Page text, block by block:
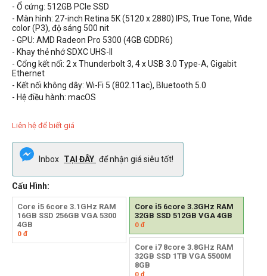
- Ổ cứng: 512GB PCIe SSD
- Màn hình: 27-inch Retina 5K (5120 x 2880) IPS, True Tone, Wide
color (P3), độ sáng 500 nit
- GPU: AMD Radeon Pro 5300 (4GB GDDR6)
- Khay thẻ nhớ SDXC UHS-II
- Cổng kết nối: 2 x Thunderbolt 3, 4 x USB 3.0 Type-A, Gigabit
Ethernet
- Kết nối không dây: Wi-Fi 5 (802.11ac), Bluetooth 5.0
- Hệ điều hành: macOS
Liên hệ để biết giá
Inbox TẠI ĐÂY để nhận giá siêu tốt!
Cấu Hình:
Core i5 6core 3.1GHz RAM
16GB SSD 256GB VGA 5300
4GB
0 đ
Core i5 6core 3.3GHz RAM
32GB SSD 512GB VGA 4GB
0đ
Core i7 8core 3.8GHz RAM
32GB SSD 1TB VGA 5500M
8GB
0đ